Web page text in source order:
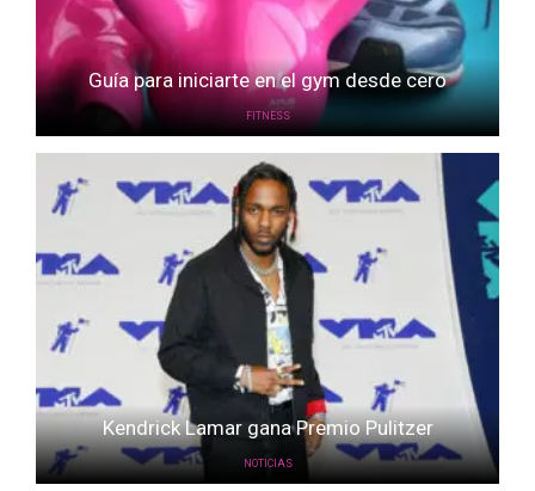
Guía para iniciarte en el gym desde cero
FITNESS
Kendrick Lamar gana Premio Pulitzer
NOTICIAS